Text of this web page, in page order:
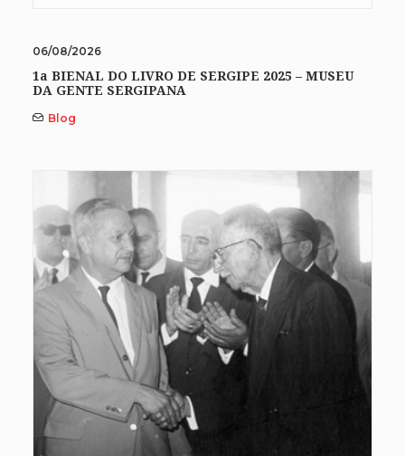
06/08/2026
1a BIENAL DO LIVRO DE SERGIPE 2025 – MUSEU
DA GENTE SERGIPANA
Blog